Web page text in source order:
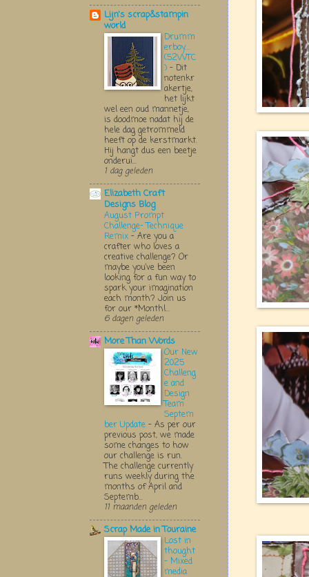
Lijn's scrap&stampin
world
Drumm
erboy....
(52WTC
) - Dit
notenkr
akertje,
het lijkt
wel een oud mannetje,
is doodmoe nadat hij de
hele dag getrommeld
heeft op de kerstmarkt.
Hij hangt dus een beetje
onderui...
1 dag geleden
Elizabeth Craft
Designs Blog
August Prompt
Challenge- Technique
Remix - Are you a
crafter who loves a
creative challenge? Or
maybe you’ve been
looking for a fun way to
spark your imagination
each month? Join us
for our *Monthl...
6 dagen geleden
More Than Words
Our New
2025
Challeng
e and
Design
Team
Septem
ber Update - As per our
previous post, we made
some changes to how
our challenge is run.
The challenge currently
runs weekly during the
months of April and
Septemb...
11 maanden geleden
Scrap Made in Touraine
Lost in
thought
- Mixed
media